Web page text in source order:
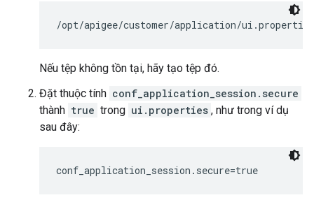
/opt/apigee/customer/application/ui.properties
Nếu tệp không tồn tại, hãy tạo tệp đó.
Đặt thuộc tính conf_application_session.secure
thành true trong ui.properties , như trong ví dụ
sau đây:
conf_application_session.secure=true